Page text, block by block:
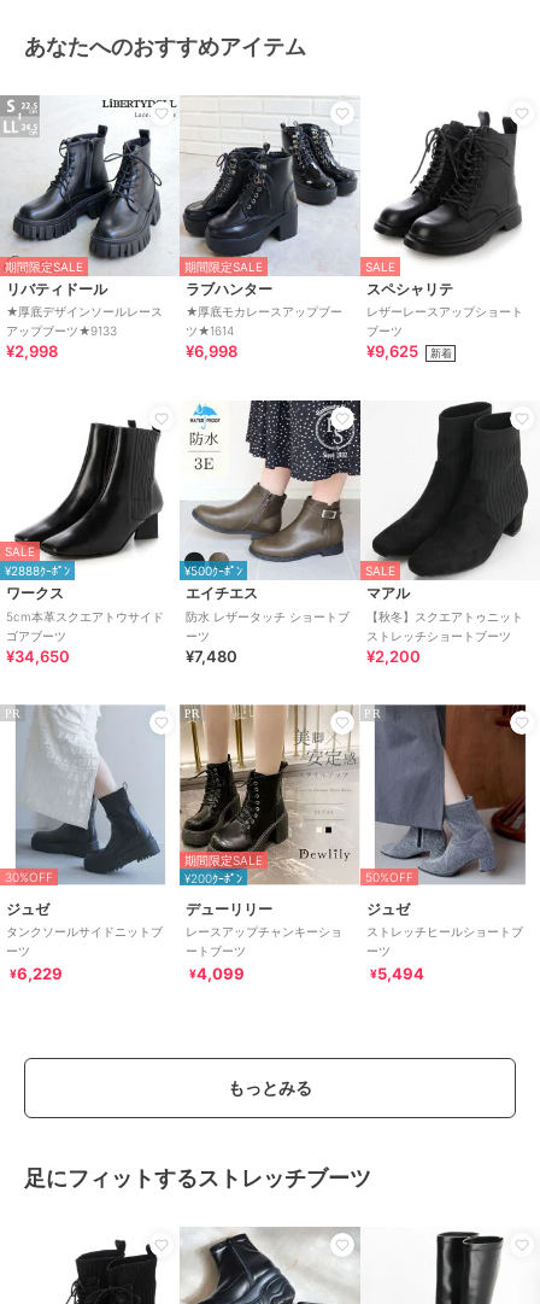
あなたへのおすすめアイテム
期間限定SALE
リバティドール
★厚底デザインソールレース
アップブーツ★9133
¥2,998
期間限定SALE
ラブハンター
★厚底モカレースアップブー
ツ★1614
¥6,998
SALE
スペシャリテ
レザーレースアップショート
ブーツ
¥9,625 新着
SALE
¥2888ｸｰﾎﾟﾝ
ワークス
5cm本革スクエアトウサイド
ゴアブーツ
¥34,650
¥500ｸｰﾎﾟﾝ
エイチエス
防水 レザータッチ ショートブ
ーツ
¥7,480
SALE
マアル
【秋冬】スクエアトゥニット
ストレッチショートブーツ
¥2,200
PR
30%OFF
ジュゼ
タンクソールサイドニットブ
ーツ
¥6,229
PR
期間限定SALE
¥200ｸｰﾎﾟﾝ
デューリリー
レースアップチャンキーショ
ートブーツ
¥4,099
PR
50%OFF
ジュゼ
ストレッチヒールショートブ
ーツ
¥5,494
もっとみる
足にフィットするストレッチブーツ